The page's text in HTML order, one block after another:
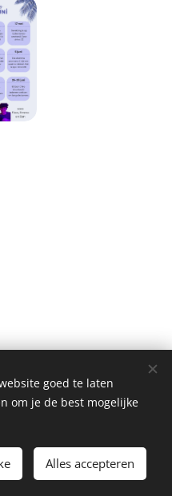
2025
goed te laten
om je de best mogelijke
Alles accepteren